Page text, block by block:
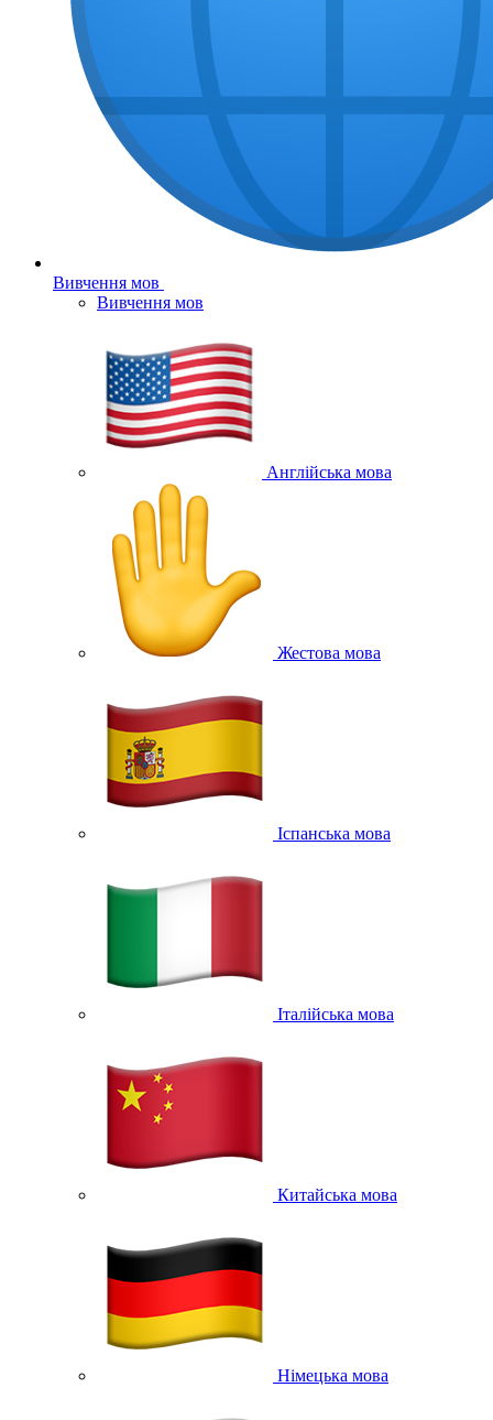
Вивчення мов
Вивчення мов
Англійська мова
Жестова мова
Іспанська мова
Італійська мова
Китайська мова
Німецька мова